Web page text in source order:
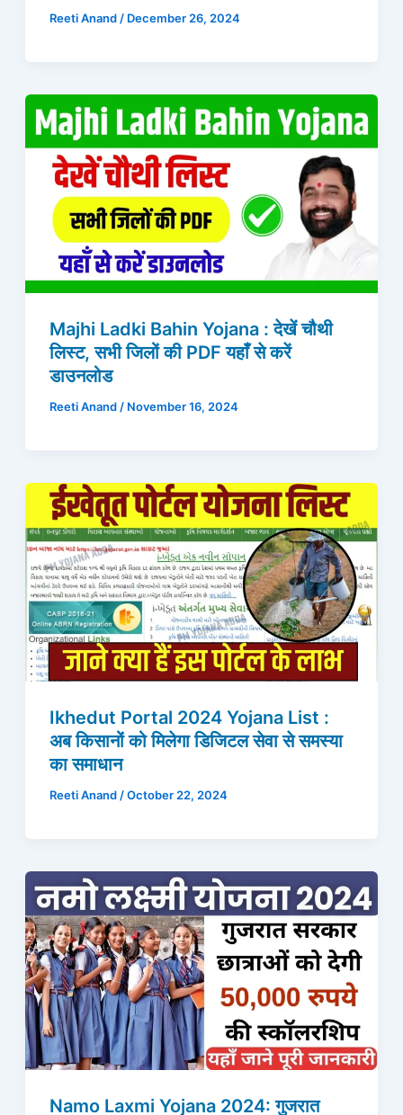
Reeti Anand / December 26, 2024
Majhi Ladki Bahin Yojana : देखें चौथी
लिस्ट, सभी जिलों की PDF यहाँ से करें
डाउनलोड
Reeti Anand / November 16, 2024
Ikhedut Portal 2024 Yojana List :
अब किसानों को मिलेगा डिजिटल सेवा से समस्या
का समाधान
Reeti Anand /October 22, 2024
Namo Laxmi Yojana 2024: गुजरात